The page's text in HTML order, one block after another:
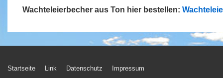
Wachteleierbecher aus Ton hier bestellen:
Footer-
Startseite Link Datenschutz Impressum